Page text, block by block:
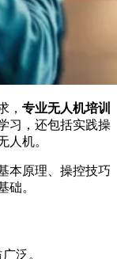
， 专业无人机培训
习，还包括实践操
人机。
本原理、操控技巧
础。
泛。